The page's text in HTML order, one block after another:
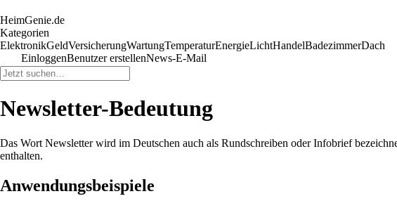
HeimGenie.de
Kategorien
ElektronikGeldVersicherungWartungTemperaturEnergieLichtHandelBadezimmerDach
EinloggenBenutzer erstellenNews-E-Mail
Newsletter-Bedeutung
Das Wort Newsletter wird im Deutschen auch als Rundschreiben oder Infobrief
enthalten.
Anwendungsbeispiele